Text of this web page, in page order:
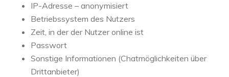
IP-Adresse – anonymisiert
Betriebssystem des Nutzers
Zeit, in der der Nutzer online ist
Passwort
Sonstige Informationen (Chatmöglichkeiten über
Drittanbieter)